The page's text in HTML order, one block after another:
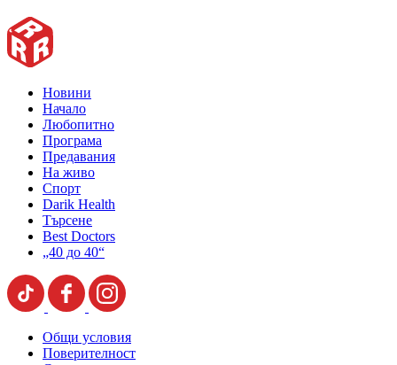
Новини
Начало
Любопитно
Програма
Предавания
На живо
Спорт
Darik Health
Търсене
Best Doctors
„40 до 40“
Общи условия
Поверителност